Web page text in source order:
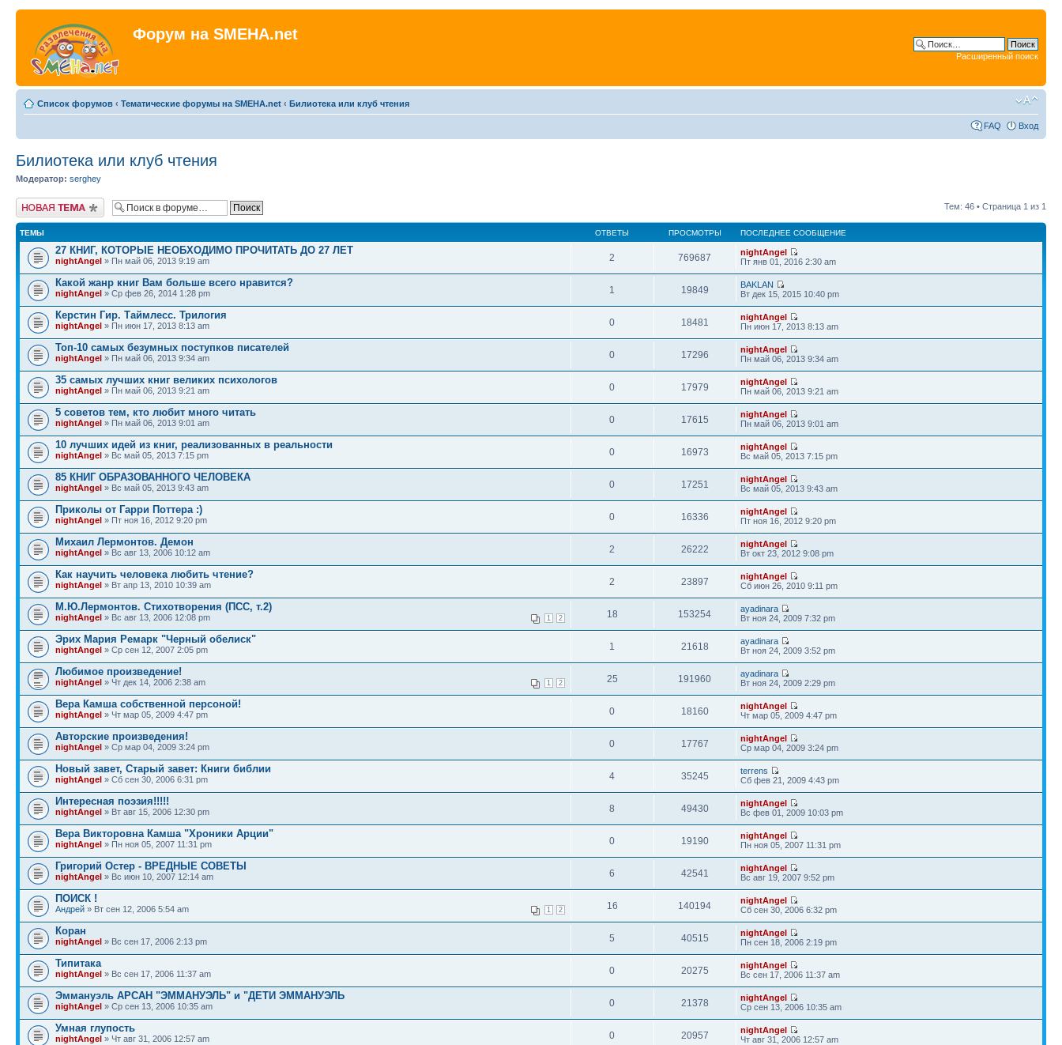
Форум на SMEHA.net
Расширенный поиск
Список форумов ‹ Тематические форумы на SMEHA.net ‹ Билиотека или клуб чтения
FAQ Вход
Билиотека или клуб чтения
Модератор: serghey
Новая тема Тем: 46 • Страница 1 из 1
ТЕМЫ ОТВЕТЫ ПРОСМОТРЫ ПОСЛЕДНЕЕ СООБЩЕНИЕ
27 КНИГ, КОТОРЫЕ НЕОБХОДИМО ПРОЧИТАТЬ ДО 27 ЛЕТ
nightAngel » Пн май 06, 2013 9:19 am 2 769687
nightAngel
Пт янв 01, 2016 2:30 am
Какой жанр книг Вам больше всего нравится?
nightAngel » Ср фев 26, 2014 1:28 pm 1 19849
BAKLAN
Вт дек 15, 2015 10:40 pm
Керстин Гир. Таймлесс. Трилогия
nightAngel » Пн июн 17, 2013 8:13 am 0 18481
nightAngel
Пн июн 17, 2013 8:13 am
Топ-10 самых безумных поступков писателей
nightAngel » Пн май 06, 2013 9:34 am 0 17296
nightAngel
Пн май 06, 2013 9:34 am
35 самых лучших книг великих психологов
nightAngel » Пн май 06, 2013 9:21 am 0 17979
nightAngel
Пн май 06, 2013 9:21 am
5 советов тем, кто любит много читать
nightAngel » Пн май 06, 2013 9:01 am 0 17615
nightAngel
Пн май 06, 2013 9:01 am
10 лучших идей из книг, реализованных в реальности
nightAngel » Вс май 05, 2013 7:15 pm 0 16973
nightAngel
Вс май 05, 2013 7:15 pm
85 КНИГ ОБРАЗОВАННОГО ЧЕЛОВЕКА
nightAngel » Вс май 05, 2013 9:43 am 0 17251
nightAngel
Вс май 05, 2013 9:43 am
Приколы от Гарри Поттера :)
nightAngel » Пт ноя 16, 2012 9:20 pm 0 16336
nightAngel
Пт ноя 16, 2012 9:20 pm
Михаил Лермонтов. Демон
nightAngel » Вс авг 13, 2006 10:12 am 2 26222
nightAngel
Вт окт 23, 2012 9:08 pm
Как научить человека любить чтение?
nightAngel » Вт апр 13, 2010 10:39 am 2 23897
nightAngel
Сб июн 26, 2010 9:11 pm
М.Ю.Лермонтов. Стихотворения (ПСС, т.2)
1 2
nightAngel » Вс авг 13, 2006 12:08 pm 18 153254
ayadinara
Вт ноя 24, 2009 7:32 pm
Эрих Мария Ремарк "Черный обелиск"
nightAngel » Ср сен 12, 2007 2:05 pm 1 21618
ayadinara
Вт ноя 24, 2009 3:52 pm
Любимое произведение!
1 2
nightAngel » Чт дек 14, 2006 2:38 am 25 191960
ayadinara
Вт ноя 24, 2009 2:29 pm
Вера Камша собственной персоной!
nightAngel » Чт мар 05, 2009 4:47 pm 0 18160
nightAngel
Чт мар 05, 2009 4:47 pm
Авторские произведения!
nightAngel » Ср мар 04, 2009 3:24 pm 0 17767
nightAngel
Ср мар 04, 2009 3:24 pm
Новый завет, Старый завет: Книги библии
nightAngel » Сб сен 30, 2006 6:31 pm 4 35245
terrens
Сб фев 21, 2009 4:43 pm
Интересная поэзия!!!!!
nightAngel » Вт авг 15, 2006 12:30 pm 8 49430
nightAngel
Вс фев 01, 2009 10:03 pm
Вера Викторовна Камша "Хроники Арции"
nightAngel » Пн ноя 05, 2007 11:31 pm 0 19190
nightAngel
Пн ноя 05, 2007 11:31 pm
Григорий Остер - ВРЕДНЫЕ СОВЕТЫ
nightAngel » Вс июн 10, 2007 12:14 am 6 42541
nightAngel
Вс авг 19, 2007 9:52 pm
ПОИСК !
1 2
Андрей » Вт сен 12, 2006 5:54 am 16 140194
nightAngel
Сб сен 30, 2006 6:32 pm
Коран
nightAngel » Вс сен 17, 2006 2:13 pm 5 40515
nightAngel
Пн сен 18, 2006 2:19 pm
Типитака
nightAngel » Вс сен 17, 2006 11:37 am 0 20275
nightAngel
Вс сен 17, 2006 11:37 am
Эммануэль АРСАН "ЭММАНУЭЛЬ" и "ДЕТИ ЭММАНУЭЛЬ
nightAngel » Ср сен 13, 2006 10:35 am 0 21378
nightAngel
Ср сен 13, 2006 10:35 am
Умная глупость
nightAngel » Чт авг 31, 2006 12:57 am 0 20957
nightAngel
Чт авг 31, 2006 12:57 am